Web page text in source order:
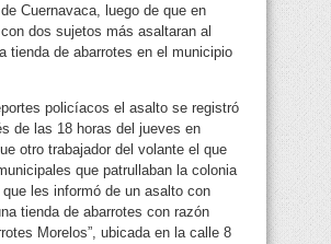
Cuernavaca, luego de que en
dos sujetos más asaltaran al
tienda de abarrotes en el municipio
policíacos el asalto se registró
de las 18 horas del jueves en
otro trabajador del volante el que
que patrullaban la colonia
les informó de un asalto con
tienda de abarrotes con razón
Morelos”, ubicada en la calle 8